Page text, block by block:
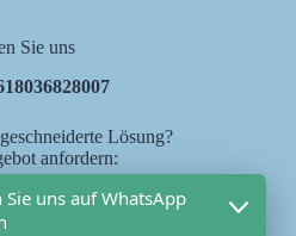
Sie uns
Lösung?
anfordern:
Sie uns auf WhatsApp